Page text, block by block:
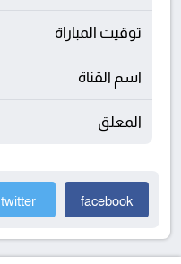
توقيت المباراة
اسم القناة
المعلق
facebook
twitter